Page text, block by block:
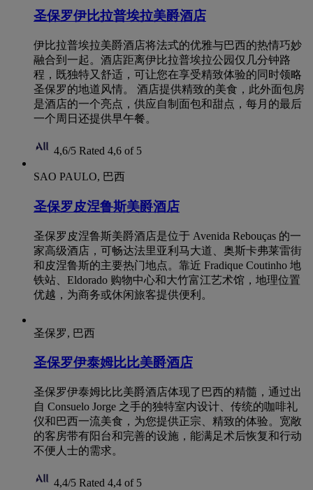
圣保罗伊比拉普埃拉美爵酒店
伊比拉普埃拉美爵酒店将法式的优雅与巴西的热情巧妙
融合到一起。酒店距离伊比拉普埃拉公园仅几分钟路
程，既独特又舒适，可让您在享受精致体验的同时领略
圣保罗的地道风情。 酒店提供精致的美食，此外面包房
是酒店的一个亮点，供应自制面包和甜点，每月的最后
一个周日还提供早午餐。
4,6/5 Rated 4,6 of 5
SAO PAULO, 巴西
圣保罗皮涅鲁斯美爵酒店
圣保罗皮涅鲁斯美爵酒店是位于 Avenida Rebouças 的一
家高级酒店，可畅达法里亚利马大道、奥斯卡弗莱雷街
和皮涅鲁斯的主要热门地点。靠近 Fradique Coutinho 地
铁站、Eldorado 购物中心和大竹富江艺术馆，地理位置
优越，为商务或休闲旅客提供便利。
圣保罗, 巴西
圣保罗伊泰姆比比美爵酒店
圣保罗伊泰姆比比美爵酒店体现了巴西的精髓，通过出
自 Consuelo Jorge 之手的独特室内设计、传统的咖啡礼
仪和巴西一流美食，为您提供正宗、精致的体验。宽敞
的客房带有阳台和完善的设施，能满足术后恢复和行动
不便人士的需求。
4,4/5 Rated 4,4 of 5